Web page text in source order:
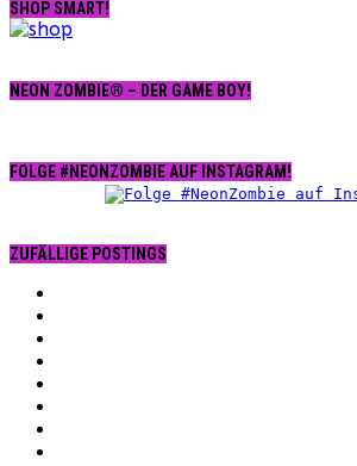
SHOP SMART!
NEON ZOMBIE® – DER GAME BOY!
FOLGE #NEONZOMBIE AUF INSTAGRAM!
ZUFÄLLIGE POSTINGS